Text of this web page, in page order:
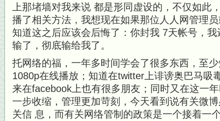
上那堵墙对我来说 都是形同虚设的，不仅如此
播了相关方法，我想现在如果那位人人网管理
知道这之后应该会后悔了：你封我 7天帐号，
输了，彻底输给我了。
托网络的福，一年多时间学会了很多东西，至
1080p在线播放；知道在twitter上诽谤奥巴马吸
来在facebook上也有很多朋友；同时又在这一
一步收缩，管理更加苛刻，今天看到说有关微
关信 息，而有关网络管制的政策是一个接着一